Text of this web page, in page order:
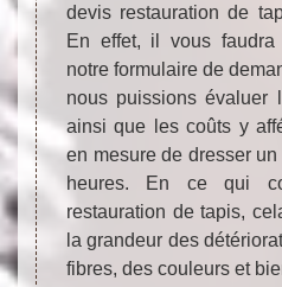
devis restauration de
En effet, il vous
notre formulaire de
nous puissions évaluer
ainsi que les coûts y
en mesure de dresser
heures. En ce qui
restauration de tapis,
la grandeur des
fibres, des couleurs et